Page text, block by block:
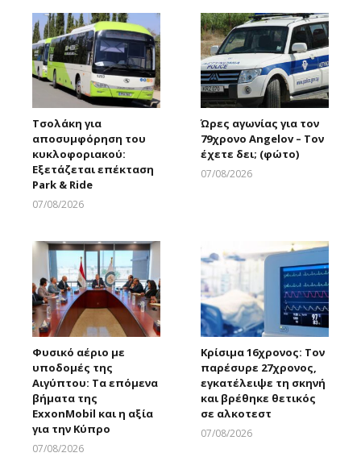
Τσολάκη για
αποσυμφόρηση του
κυκλοφοριακού:
Εξετάζεται επέκταση
Park & Ride
07/08/2026
Ώρες αγωνίας για τον
79χρονο Angelov – Τον
έχετε δει; (φώτο)
07/08/2026
Φυσικό αέριο με
υποδομές της
Αιγύπτου: Τα επόμενα
βήματα της
ExxonMobil και η αξία
για την Κύπρο
07/08/2026
Κρίσιμα 16χρονος: Τον
παρέσυρε 27χρονος,
εγκατέλειψε τη σκηνή
και βρέθηκε θετικός
σε αλκοτεστ
07/08/2026